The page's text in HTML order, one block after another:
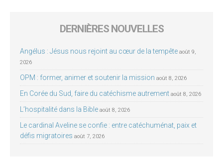
DERNIÈRES NOUVELLES
Angélus : Jésus nous rejoint au cœur de la tempête août 9,
2026
OPM : former, animer et soutenir la mission août 8, 2026
En Corée du Sud, faire du catéchisme autrement août 8, 2026
L’hospitalité dans la Bible août 8, 2026
Le cardinal Aveline se confie : entre catéchuménat, paix et
défis migratoires août 7, 2026